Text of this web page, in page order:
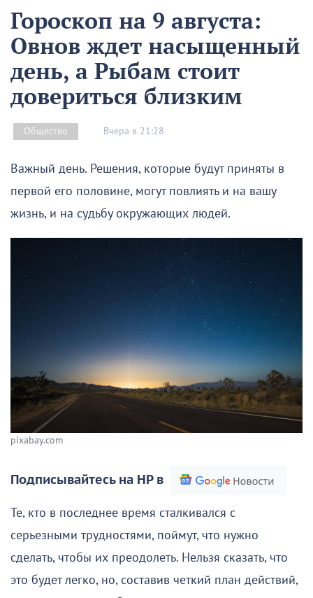
Гороскоп на 9 августа:
Овнов ждет насыщенный
день, а Рыбам стоит
довериться близким
Общество Вчера в 21:28
Важный день. Решения, которые будут приняты в
первой его половине, могут повлиять и на вашу
жизнь, и на судьбу окружающих людей.
pixabay.com
Подписывайтесь на НР в
Те, кто в последнее время сталкивался с
серьезными трудностями, поймут, что нужно
сделать, чтобы их преодолеть. Нельзя сказать, что
это будет легко, но, составив четкий план действий,